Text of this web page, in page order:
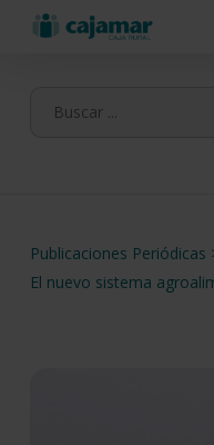
Publicaciones Periódicas
El nuevo sistema